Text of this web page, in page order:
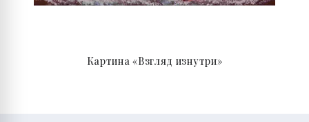
Картина «Взгляд изнутри»